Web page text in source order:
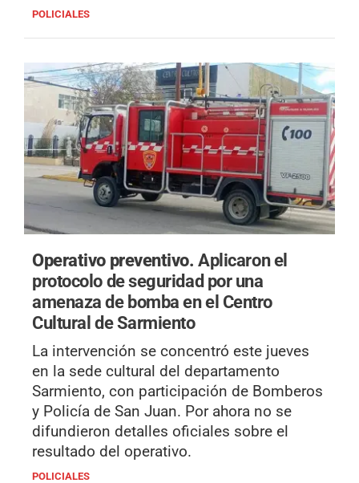
POLICIALES
Operativo preventivo.Aplicaron el
protocolo de seguridad por una
amenaza de bomba en el Centro
Cultural de Sarmiento
La intervención se concentró este jueves
en la sede cultural del departamento
Sarmiento, con participación de Bomberos
y Policía de San Juan. Por ahora no se
difundieron detalles oficiales sobre el
resultado del operativo.
POLICIALES